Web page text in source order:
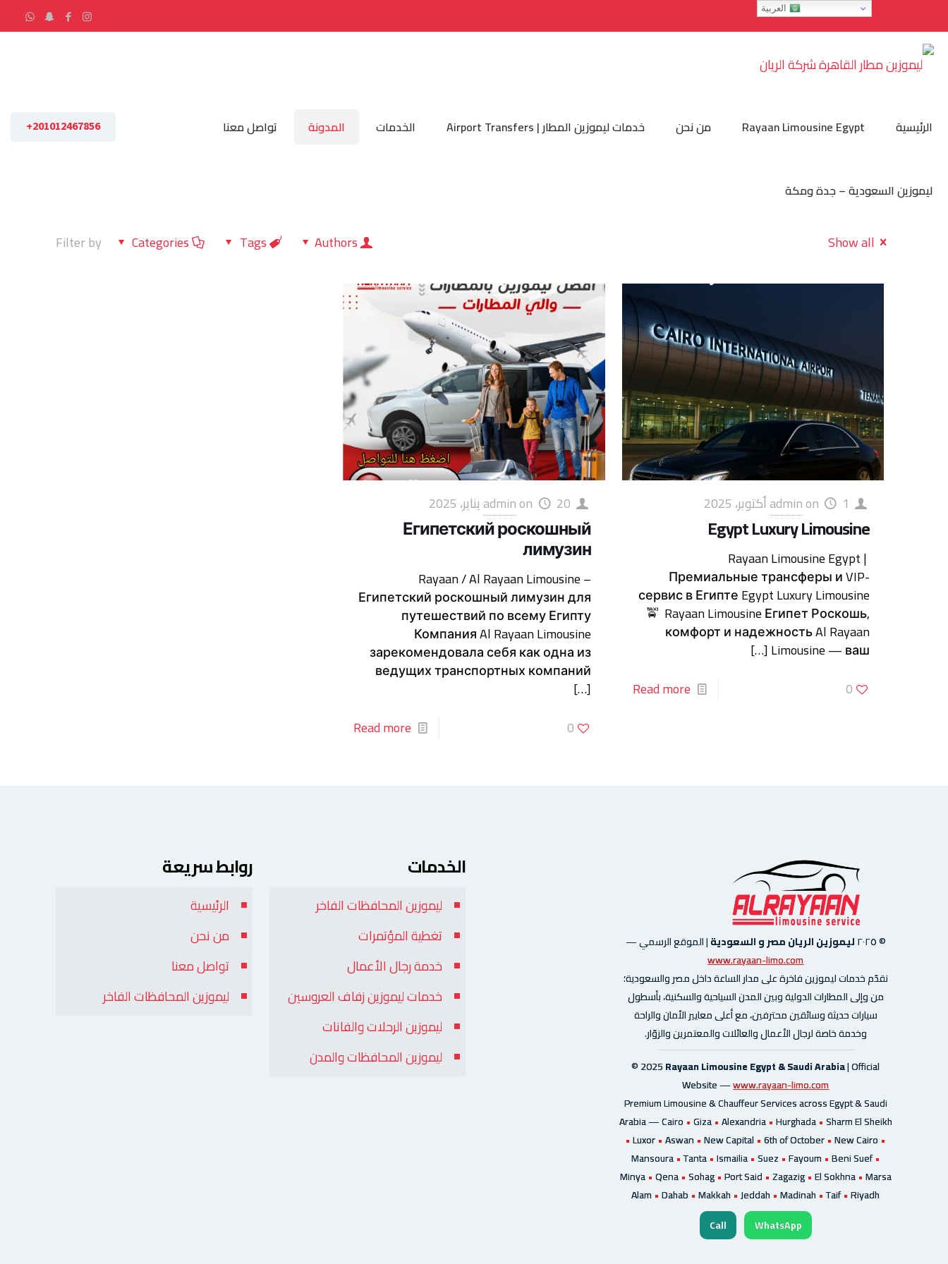
الرئيسية Rayaan Limousine Egypt من نحن خدمات ليموزين المطار | Airport Transfers الخدمات المدونة تواصل معنا
ليموزين السعودية – جدة ومكة
201012467856+
Filter by Categories Tags Authors Show all
adminon 1 أكتوبر، 2025
Egypt Luxury Limousine
Rayaan Limousine Egypt |
Премиальные трансферы и VIP-
сервис в Египте Egypt Luxury Limousine
🚖 Rayaan Limousine Египет Роскошь,
комфорт и надежность Al Rayaan
Limousine — ваш
[…]
0
Read more
adminon 20 يناير، 2025
Египетский роскошный
лимузин
Rayaan / Al Rayaan Limousine –
Египетский роскошный лимузин для
путешествий по всему Египту
Компания Al Rayaan Limousine
зарекомендовала себя как одна из
ведущих транспортных компаний
[…]
0
Read more
© ٢٠٢٥ ليموزين الريان مصر و السعودية|الموقع الرسمي—
www.rayaan-limo.com
نقدّم خدمات ليموزين فاخرة على مدار الساعة داخل مصر والسعودية؛
من وإلى المطارات الدولية وبين المدن السياحية والسكنية، بأسطول
سيارات حديثة وسائقين محترفين، مع أعلى معايير الأمان والراحة
وخدمة خاصة لرجال الأعمال والعائلات والمعتمرين والزوّار.
© 2025Rayaan Limousine Egypt & Saudi Arabia| Official
Website —www.rayaan-limo.com
Premium Limousine & Chauffeur Services across Egypt & Saudi
Arabia —Cairo •Giza•Alexandria•Hurghada•Sharm El Sheikh
•Luxor•Aswan •New Capital •6th of October•New Cairo •
Mansoura•Tanta•Ismailia•Suez •Fayoum •Beni Suef•
Minya•Qena•Sohag•Port Said •Zagazig•El Sokhna•Marsa
Alam •Dahab •Makkah •Jeddah •Madinah •Taif•Riyadh
WhatsApp
Call
الخدمات
ليموزين المحافظات الفاخر
تغطية المؤتمرات
خدمة رجال الأعمال
خدمات ليموزين زفاف العروسين
ليموزين الرحلات والفانات
ليموزين المحافظات والمدن
روابط سريعة
الرئيسية
من نحن
تواصل معنا
ليموزين المحافظات الفاخر
العربية